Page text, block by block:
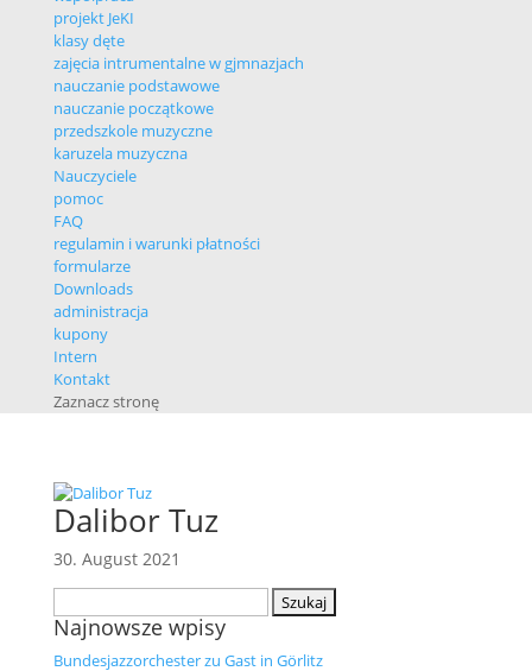
projekt JeKI
klasy dęte
zajęcia intrumentalne w gjmnazjach
nauczanie podstawowe
nauczanie początkowe
przedszkole muzyczne
karuzela muzyczna
Nauczyciele
pomoc
FAQ
regulamin i warunki płatności
formularze
Downloads
administracja
kupony
Intern
Kontakt
Zaznacz stronę
Dalibor Tuz
30. August 2021
Najnowsze wpisy
Bundesjazzorchester zu Gast in Görlitz